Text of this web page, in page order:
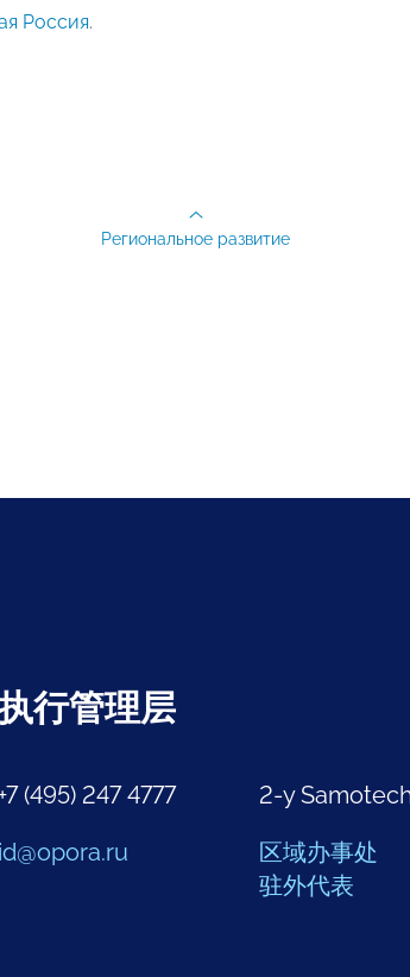
Россия.
Региональное развитие
行管理层
+7 (495) 247 4777
id@opora.ru
2-y
区域办事处
驻外代表